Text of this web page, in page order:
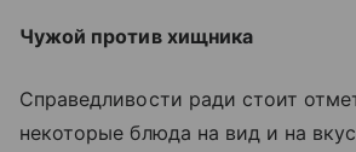
Чужой против хищника
Справедливости ради стоит
некоторые блюда на вид и на